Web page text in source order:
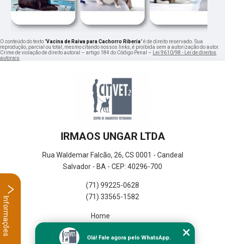
O conteúdo do texto "Vacina de Raiva para Cachorro Riberia" é de direito reservado. Sua
reprodução, parcial ou total, mesmo citando nossos links, é proibida sem a autorização do autor.
Crime de violação de direito autoral – artigo 184 do Código Penal – Lei 9610/98 - Lei de direitos
autorais.
IRMAOS UNGAR LTDA
Rua Waldemar Falcão, 26, CS 0001 - Candeal
Salvador - BA - CEP: 40296-700
(71) 99225-0628
(71) 33565-1582
Home
Missão
Olá! Fale agora pelo WhatsApp.
Informações